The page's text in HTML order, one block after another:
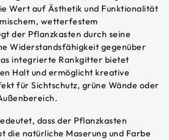
Wert auf Ästhetik und Funktionalität
wetterfestem
der Pflanzkasten durch seine
Widerstandsfähigkeit gegenüber
integrierte Rankgitter bietet
Halt und ermöglicht kreative
für Sichtschutz, grüne Wände oder
dass der Pflanzkasten
die natürliche Maserung und Farbe